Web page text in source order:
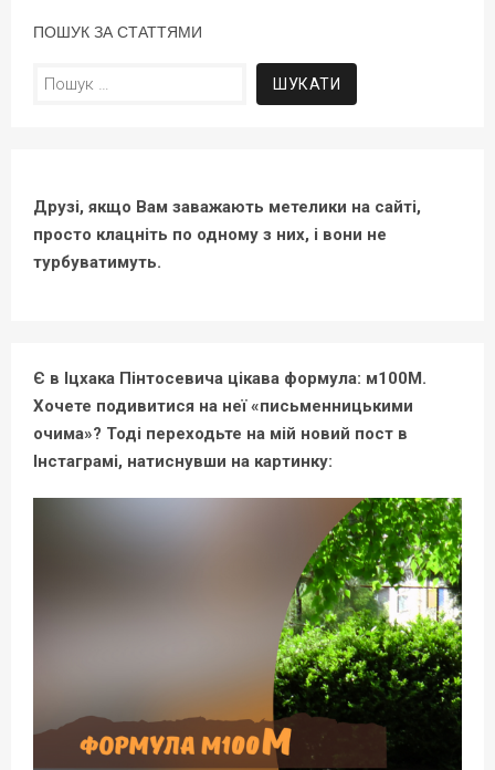
ПОШУК ЗА СТАТТЯМИ
Пошук:
Друзі, якщо Вам заважають метелики на сайті,
просто клацніть по одному з них, і вони не
турбуватимуть.
Є в Іцхака Пінтосевича цікава формула: м100М.
Хочете подивитися на неї «письменницькими
очима»? Тоді переходьте на мій новий пост в
Інстаграмі, натиснувши на картинку: